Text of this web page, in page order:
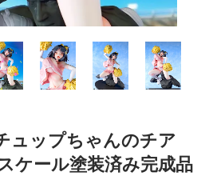
ュップちゃんのチア
ケール塗装済み完成品